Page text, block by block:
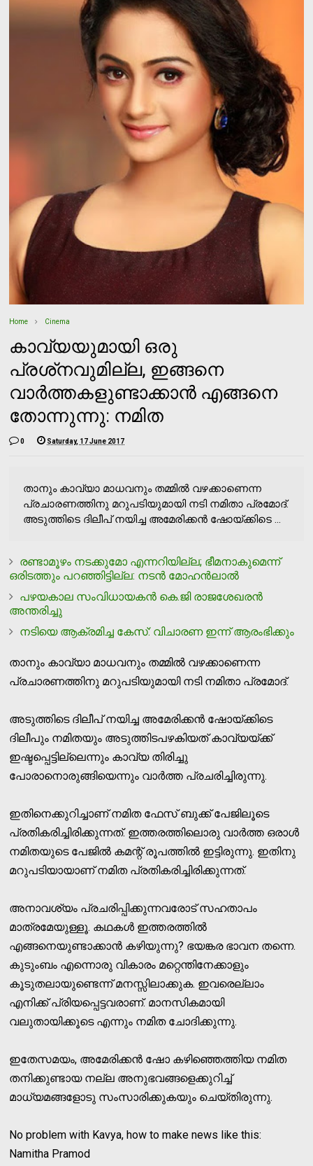
Home Cinema
കാവ്യയുമായി ഒരു
പ്രശ്‌നവുമില്ല, ഇങ്ങനെ
വാര്‍ത്തകളുണ്ടാക്കാന്‍ എങ്ങനെ
തോന്നുന്നു: നമിത
0 Saturday, 17 June 2017
താനും കാവ്യാ മാധവനും തമ്മില്‍ വഴക്കാണെന്ന
പ്രചാരണത്തിനു മറുപടിയുമായി നടി നമിതാ പ്രമോദ്.
അടുത്തിടെ ദിലീപ് നയിച്ച അമേരിക്കന്‍ ഷോയ്ക്കിടെ ...
രണ്ടാമൂഴം നടക്കുമോ എന്നറിയില്ല; ഭീമനാകുമെന്ന്
ഒരിടത്തും പറഞ്ഞിട്ടില്ല: നടന്‍ മോഹന്‍ലാല്‍
പഴയകാല സംവിധായകന്‍ കെ.ജി രാജശേഖരന്‍
അന്തരിച്ചു
നടിയെ ആക്രമിച്ച കേസ്: വിചാരണ ഇന്ന് ആരംഭിക്കും
താനും കാവ്യാ മാധവനും തമ്മില്‍ വഴക്കാണെന്ന
പ്രചാരണത്തിനു മറുപടിയുമായി നടി നമിതാ പ്രമോദ്.
അടുത്തിടെ ദിലീപ് നയിച്ച അമേരിക്കന്‍ ഷോയ്ക്കിടെ
ദിലീപും നമിതയും അടുത്തിടപഴകിയത് കാവ്യയ്ക്ക്
ഇഷ്ടപ്പെട്ടില്ലെന്നും കാവ്യ തിരിച്ചു
പോരാനൊരുങ്ങിയെന്നും വാര്‍ത്ത പ്രചരിച്ചിരുന്നു.
ഇതിനെക്കുറിച്ചാണ് നമിത ഫേസ് ബുക്ക് പേജിലൂടെ
പ്രതികരിച്ചിരിക്കുന്നത്. ഇത്തരത്തിലൊരു വാര്‍ത്ത ഒരാള്‍
നമിതയുടെ പേജില്‍ കമന്റ് രൂപത്തില്‍ ഇട്ടിരുന്നു. ഇതിനു
മറുപടിയായാണ് നമിത പ്രതികരിച്ചിരിക്കുന്നത്.
അനാവശ്യം പ്രചരിപ്പിക്കുന്നവരോട് സഹതാപം
മാത്രമേയുള്ളൂ. കഥകള്‍ ഇത്തരത്തില്‍
എങ്ങനെയുണ്ടാക്കാന്‍ കഴിയുന്നു? ഭയങ്കര ഭാവന തന്നെ.
കുടുംബം എന്നൊരു വികാരം മറ്റെന്തിനേക്കാളും
കൂടുതലായുണ്ടെന്ന് മനസ്സിലാക്കുക. ഇവരെല്ലാം
എനിക്ക് പ്രിയപ്പെട്ടവരാണ്. മാനസികമായി
വലുതായിക്കൂടെ എന്നും നമിത ചോദിക്കുന്നു.
ഇതേസമയം, അമേരിക്കന്‍ ഷോ കഴിഞ്ഞെത്തിയ നമിത
തനിക്കുണ്ടായ നല്ല അനുഭവങ്ങളെക്കുറിച്ച്
മാധ്യമങ്ങളോടു സംസാരിക്കുകയും ചെയ്തിരുന്നു.
No problem with Kavya, how to make news like this:
Namitha Pramod